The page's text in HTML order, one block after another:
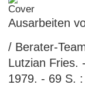
Ausarbeiten
/ Berater-
Lutzian Fries.
1979. - 69 S.